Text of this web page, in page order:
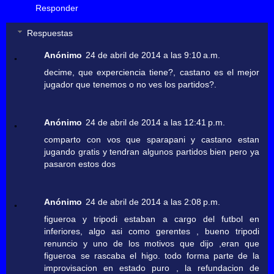
Responder
Respuestas
Anónimo 24 de abril de 2014 a las 9:10 a.m.
decime, que experciencia tiene?, castano es el mejor
jugador que tenemos o no ves los partidos?.
Anónimo 24 de abril de 2014 a las 12:41 p.m.
comparto con vos que sparapani y castano estan
jugando gratis y tendran algunos partidos bien pero ya
pasaron estos dos
Anónimo 24 de abril de 2014 a las 2:08 p.m.
figueroa y tripodi estaban a cargo del futbol en
inferiores, algo asi como gerentes , bueno tripodi
renuncio y uno de los motivos que dijo ,eran que
figueroa se rascaba el higo. todo forma parte de la
improvisacion en estado puro , la refundacion de